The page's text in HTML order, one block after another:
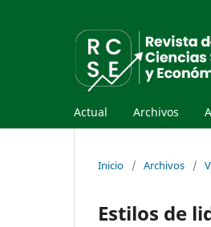
Actual Archivos
Inicio / Archivos /
Estilos de